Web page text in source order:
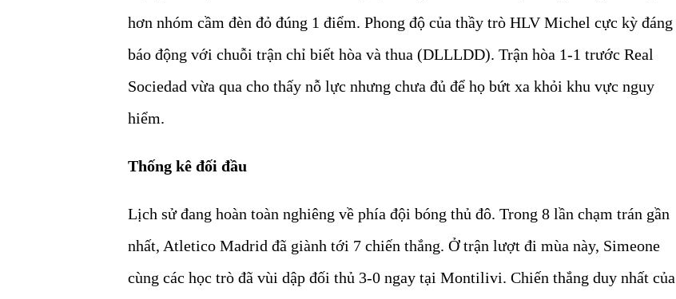
hơn nhóm cầm đèn đỏ đúng 1 điểm. Phong độ của thầy trò HLV Michel cực kỳ đáng
báo động với chuỗi trận chỉ biết hòa và thua (DLLLDD). Trận hòa 1-1 trước Real
Sociedad vừa qua cho thấy nỗ lực nhưng chưa đủ để họ bứt xa khỏi khu vực nguy
hiểm.
Thống kê đối đầu
Lịch sử đang hoàn toàn nghiêng về phía đội bóng thủ đô. Trong 8 lần chạm trán gần
nhất, Atletico Madrid đã giành tới 7 chiến thắng. Ở trận lượt đi mùa này, Simeone
cùng các học trò đã vùi dập đối thủ 3-0 ngay tại Montilivi. Chiến thắng duy nhất của